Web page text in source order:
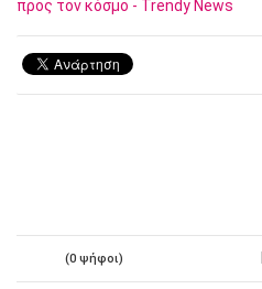
(0 ψήφοι)
προς τον κόσμο - Trendy News